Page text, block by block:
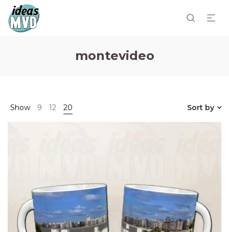
montevideo
Show 9 12 20 Sort by